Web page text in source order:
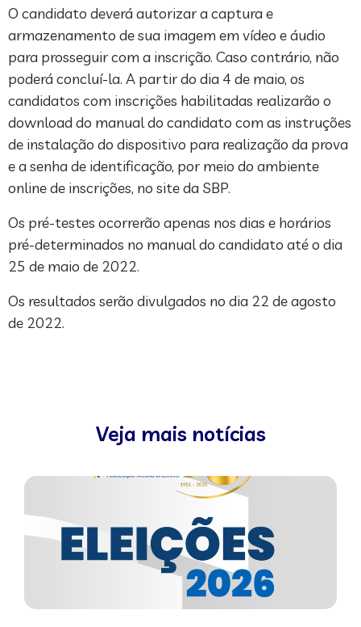
O candidato deverá autorizar a captura e
armazenamento de sua imagem em vídeo e áudio
para prosseguir com a inscrição. Caso contrário, não
poderá concluí-la. A partir do dia 4 de maio, os
candidatos com inscrições habilitadas realizarão o
download do manual do candidato com as instruções
de instalação do dispositivo para realização da prova
e a senha de identificação, por meio do ambiente
online de inscrições, no site da SBP.
Os pré-testes ocorrerão apenas nos dias e horários
pré-determinados no manual do candidato até o dia
25 de maio de 2022.
Os resultados serão divulgados no dia 22 de agosto
de 2022.
Veja mais notícias